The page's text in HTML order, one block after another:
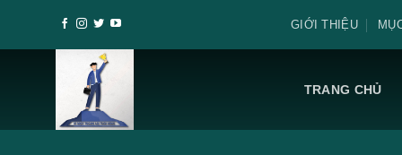
GIỚI THIỆU
TRANG CHỦ